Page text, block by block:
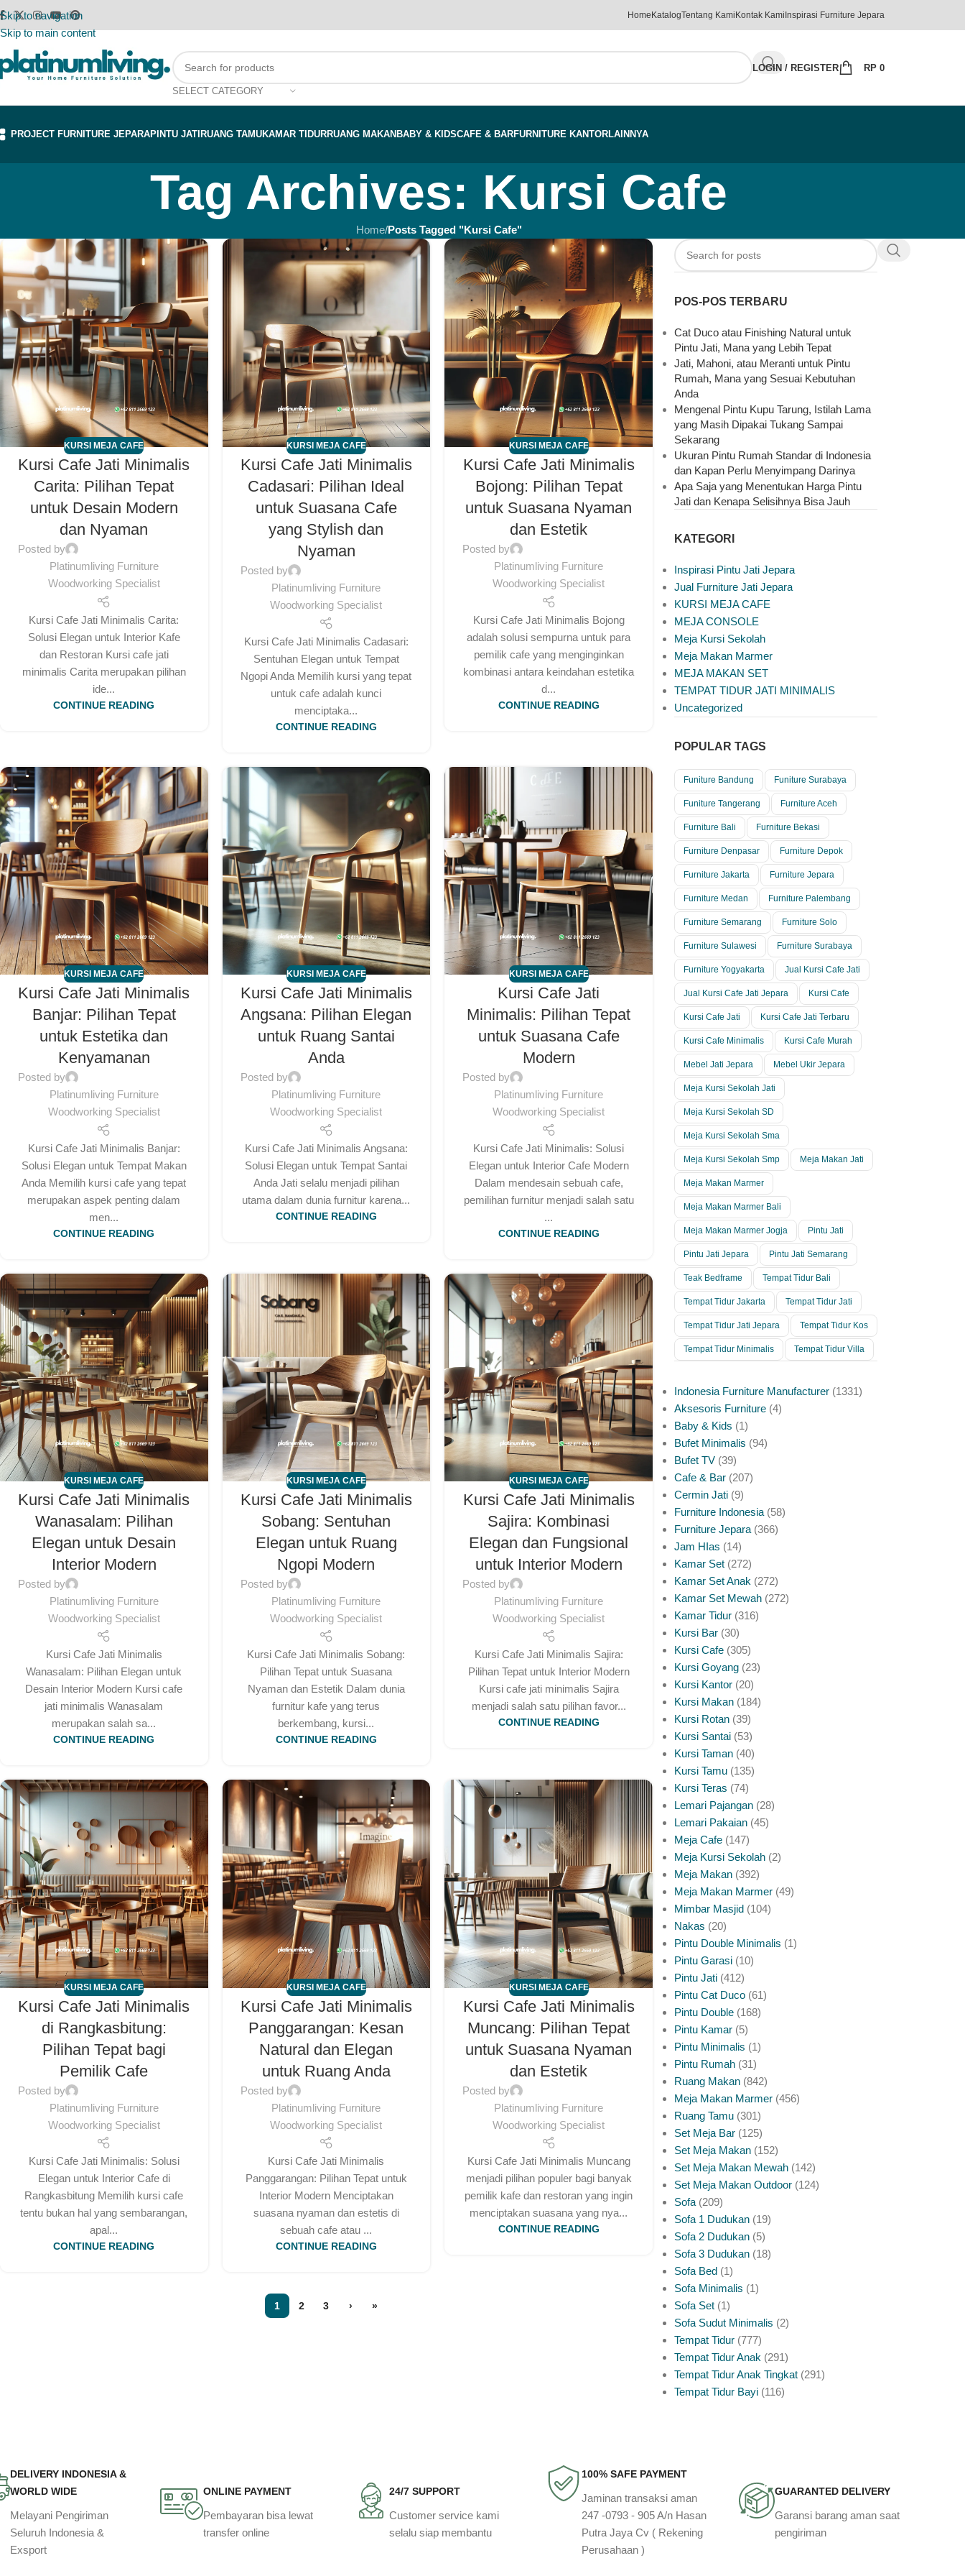
Skip to navigation
Skip to main content
Home KatalogTentang Kami Kontak Kami Inspirasi Furniture Jepara
SELECT CATEGORY
LOGIN / REGISTER RP 0
PROJECT FURNITURE JEPARAPINTU JATI RUANG TAMUKAMAR TIDURRUANG MAKAN BABY & KIDSCAFE & BARFURNITURE KANTORLAINNYA
Tag Archives: Kursi Cafe
Home/Posts Tagged "Kursi Cafe"
KURSI MEJA CAFE
Kursi Cafe Jati Minimalis
Carita: Pilihan Tepat
untuk Desain Modern
dan Nyaman
Posted by
Platinumliving Furniture
Woodworking Specialist
Kursi Cafe Jati Minimalis Carita:
Solusi Elegan untuk Interior Kafe
dan Restoran Kursi cafe jati
minimalis Carita merupakan pilihan
ide...
CONTINUE READING
KURSI MEJA CAFE
Kursi Cafe Jati Minimalis
Cadasari: Pilihan Ideal
untuk Suasana Cafe
yang Stylish dan
Nyaman
Posted by
Platinumliving Furniture
Woodworking Specialist
Kursi Cafe Jati Minimalis Cadasari:
Sentuhan Elegan untuk Tempat
Ngopi Anda Memilih kursi yang tepat
untuk cafe adalah kunci
menciptaka...
CONTINUE READING
KURSI MEJA CAFE
Kursi Cafe Jati Minimalis
Bojong: Pilihan Tepat
untuk Suasana Nyaman
dan Estetik
Posted by
Platinumliving Furniture
Woodworking Specialist
Kursi Cafe Jati Minimalis Bojong
adalah solusi sempurna untuk para
pemilik cafe yang menginginkan
kombinasi antara keindahan estetika
d...
CONTINUE READING
KURSI MEJA CAFE
Kursi Cafe Jati Minimalis
Banjar: Pilihan Tepat
untuk Estetika dan
Kenyamanan
Posted by
Platinumliving Furniture
Woodworking Specialist
Kursi Cafe Jati Minimalis Banjar:
Solusi Elegan untuk Tempat Makan
Anda Memilih kursi cafe yang tepat
merupakan aspek penting dalam
men...
CONTINUE READING
KURSI MEJA CAFE
Kursi Cafe Jati Minimalis
Angsana: Pilihan Elegan
untuk Ruang Santai
Anda
Posted by
Platinumliving Furniture
Woodworking Specialist
Kursi Cafe Jati Minimalis Angsana:
Solusi Elegan untuk Tempat Santai
Anda Jati selalu menjadi pilihan
utama dalam dunia furnitur karena...
CONTINUE READING
KURSI MEJA CAFE
Kursi Cafe Jati
Minimalis: Pilihan Tepat
untuk Suasana Cafe
Modern
Posted by
Platinumliving Furniture
Woodworking Specialist
Kursi Cafe Jati Minimalis: Solusi
Elegan untuk Interior Cafe Modern
Dalam mendesain sebuah cafe,
pemilihan furnitur menjadi salah satu
...
CONTINUE READING
KURSI MEJA CAFE
Kursi Cafe Jati Minimalis
Wanasalam: Pilihan
Elegan untuk Desain
Interior Modern
Posted by
Platinumliving Furniture
Woodworking Specialist
Kursi Cafe Jati Minimalis
Wanasalam: Pilihan Elegan untuk
Desain Interior Modern Kursi cafe
jati minimalis Wanasalam
merupakan salah sa...
CONTINUE READING
KURSI MEJA CAFE
Kursi Cafe Jati Minimalis
Sobang: Sentuhan
Elegan untuk Ruang
Ngopi Modern
Posted by
Platinumliving Furniture
Woodworking Specialist
Kursi Cafe Jati Minimalis Sobang:
Pilihan Tepat untuk Suasana
Nyaman dan Estetik Dalam dunia
furnitur kafe yang terus
berkembang, kursi...
CONTINUE READING
KURSI MEJA CAFE
Kursi Cafe Jati Minimalis
Sajira: Kombinasi
Elegan dan Fungsional
untuk Interior Modern
Posted by
Platinumliving Furniture
Woodworking Specialist
Kursi Cafe Jati Minimalis Sajira:
Pilihan Tepat untuk Interior Modern
Kursi cafe jati minimalis Sajira
menjadi salah satu pilihan favor...
CONTINUE READING
KURSI MEJA CAFE
Kursi Cafe Jati Minimalis
di Rangkasbitung:
Pilihan Tepat bagi
Pemilik Cafe
Posted by
Platinumliving Furniture
Woodworking Specialist
Kursi Cafe Jati Minimalis: Solusi
Elegan untuk Interior Cafe di
Rangkasbitung Memilih kursi cafe
tentu bukan hal yang sembarangan,
apal...
CONTINUE READING
KURSI MEJA CAFE
Kursi Cafe Jati Minimalis
Panggarangan: Kesan
Natural dan Elegan
untuk Ruang Anda
Posted by
Platinumliving Furniture
Woodworking Specialist
Kursi Cafe Jati Minimalis
Panggarangan: Pilihan Tepat untuk
Interior Modern Menciptakan
suasana nyaman dan estetis di
sebuah cafe atau ...
CONTINUE READING
KURSI MEJA CAFE
Kursi Cafe Jati Minimalis
Muncang: Pilihan Tepat
untuk Suasana Nyaman
dan Estetik
Posted by
Platinumliving Furniture
Woodworking Specialist
Kursi Cafe Jati Minimalis Muncang
menjadi pilihan populer bagi banyak
pemilik kafe dan restoran yang ingin
menciptakan suasana yang nya...
CONTINUE READING
1 2 3 › »
POS-POS TERBARU
Cat Duco atau Finishing Natural untuk
Pintu Jati, Mana yang Lebih Tepat
Jati, Mahoni, atau Meranti untuk Pintu
Rumah, Mana yang Sesuai Kebutuhan
Anda
Mengenal Pintu Kupu Tarung, Istilah Lama
yang Masih Dipakai Tukang Sampai
Sekarang
Ukuran Pintu Rumah Standar di Indonesia
dan Kapan Perlu Menyimpang Darinya
Apa Saja yang Menentukan Harga Pintu
Jati dan Kenapa Selisihnya Bisa Jauh
KATEGORI
Inspirasi Pintu Jati Jepara
Jual Furniture Jati Jepara
KURSI MEJA CAFE
MEJA CONSOLE
Meja Kursi Sekolah
Meja Makan Marmer
MEJA MAKAN SET
TEMPAT TIDUR JATI MINIMALIS
Uncategorized
POPULAR TAGS
Funiture Bandung Funiture Surabaya
Funiture Tangerang Furniture Aceh
Furniture Bali Furniture Bekasi
Furniture Denpasar Furniture Depok
Furniture Jakarta Furniture Jepara
Furniture Medan Furniture Palembang
Furniture Semarang Furniture Solo
Furniture Sulawesi Furniture Surabaya
Furniture Yogyakarta Jual Kursi Cafe Jati
Jual Kursi Cafe Jati Jepara Kursi Cafe
Kursi Cafe Jati Kursi Cafe Jati Terbaru
Kursi Cafe Minimalis Kursi Cafe Murah
Mebel Jati Jepara Mebel Ukir Jepara
Meja Kursi Sekolah Jati
Meja Kursi Sekolah SD
Meja Kursi Sekolah Sma
Meja Kursi Sekolah Smp Meja Makan Jati
Meja Makan Marmer
Meja Makan Marmer Bali
Meja Makan Marmer Jogja Pintu Jati
Pintu Jati Jepara Pintu Jati Semarang
Teak Bedframe Tempat Tidur Bali
Tempat Tidur Jakarta Tempat Tidur Jati
Tempat Tidur Jati Jepara Tempat Tidur Kos
Tempat Tidur Minimalis Tempat Tidur Villa
Indonesia Furniture Manufacturer 1331
Aksesoris Furniture 4
Baby & Kids 1
Bufet Minimalis 94
Bufet TV 39
Cafe & Bar 207
Cermin Jati 9
Furniture Indonesia 58
Furniture Jepara 366
Jam HIas 14
Kamar Set 272
Kamar Set Anak 272
Kamar Set Mewah 272
Kamar Tidur 316
Kursi Bar 30
Kursi Cafe 305
Kursi Goyang 23
Kursi Kantor 20
Kursi Makan 184
Kursi Rotan 39
Kursi Santai 53
Kursi Taman 40
Kursi Tamu 135
Kursi Teras 74
Lemari Pajangan 28
Lemari Pakaian 45
Meja Cafe 147
Meja Kursi Sekolah 2
Meja Makan 392
Meja Makan Marmer 49
Mimbar Masjid 104
Nakas 20
Pintu Double Minimalis 1
Pintu Garasi 10
Pintu Jati 412
Pintu Cat Duco 61
Pintu Double 168
Pintu Kamar 5
Pintu Minimalis 1
Pintu Rumah 31
Ruang Makan 842
Meja Makan Marmer 456
Ruang Tamu 301
Set Meja Bar 125
Set Meja Makan 152
Set Meja Makan Mewah 142
Set Meja Makan Outdoor 124
Sofa 209
Sofa 1 Dudukan 19
Sofa 2 Dudukan 5
Sofa 3 Dudukan 18
Sofa Bed 1
Sofa Minimalis 1
Sofa Set 1
Sofa Sudut Minimalis 2
Tempat Tidur 777
Tempat Tidur Anak 291
Tempat Tidur Anak Tingkat 291
Tempat Tidur Bayi 116
DELIVERY INDONESIA &
WORLD WIDE
Melayani Pengiriman
Seluruh Indonesia &
Exsport
ONLINE PAYMENT
Pembayaran bisa lewat
transfer online
24/7 SUPPORT
Customer service kami
selalu siap membantu
100% SAFE PAYMENT
Jaminan transaksi aman
247 -0793 - 905 A/n Hasan
Putra Jaya Cv ( Rekening
Perusahaan )
GUARANTED DELIVERY
Garansi barang aman saat
pengiriman